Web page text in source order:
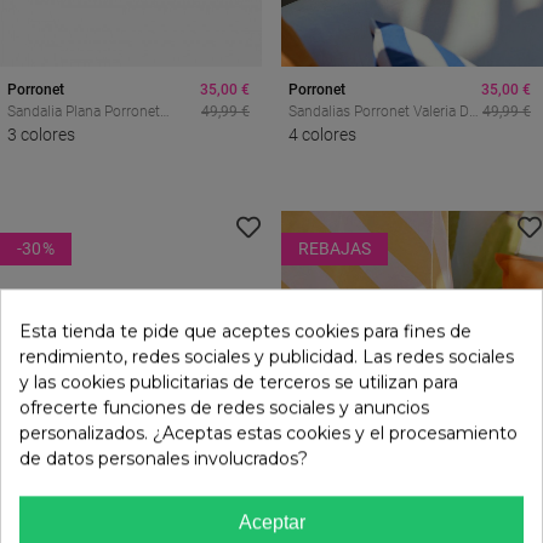
Porronet
Sandalia Plana Porronet
Amber Marrón En Piel
3 colores
35,00 €
49,99 €
Porronet
Sandalias Porronet Valeria De
Mujer En Piel Arena Con
4 colores
35,00 €
49,99 €
-30% REBAJAS
Esta tienda te pide que aceptes cookies para fines de
rendimiento, redes sociales y publicidad. Las redes sociales
y las cookies publicitarias de terceros se utilizan para
ofrecerte funciones de redes sociales y anuncios
personalizados. ¿Aceptas estas cookies y el procesamiento
de datos personales involucrados?
Aceptar